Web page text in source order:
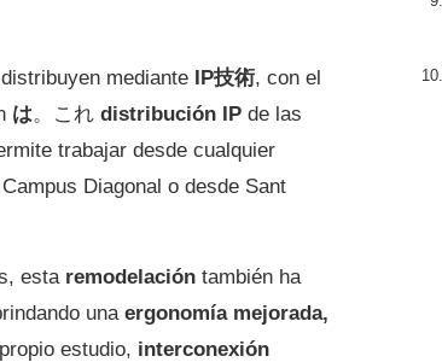
mediante IP技術, con el
は。これ distribución IP de las
trabajar desde cualquier
Diagonal o desde Sant
esta remodelación también ha
una ergonomía mejorada,
estudio, interconexión